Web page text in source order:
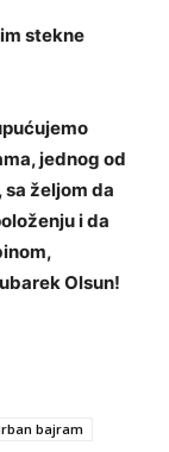
stekne
jednog od
željom da
i da
Olsun!
bajram